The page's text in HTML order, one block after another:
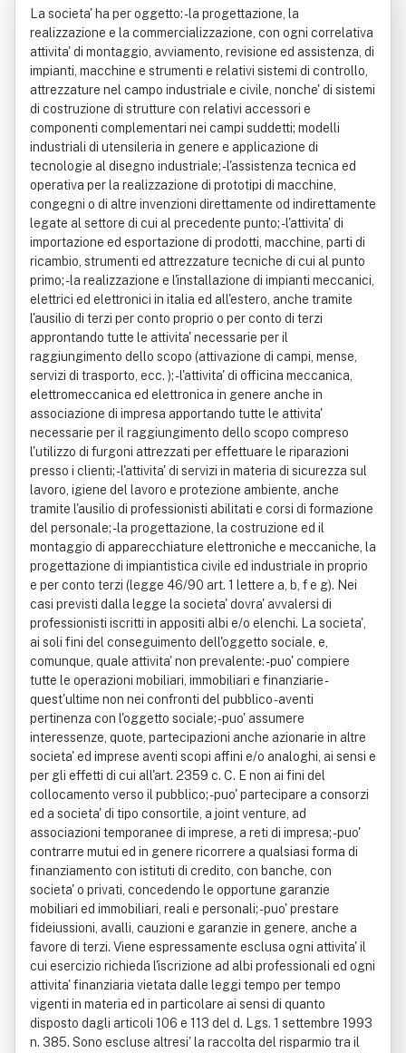
La societa' ha per oggetto: - la progettazione, la
realizzazione e la commercializzazione, con ogni correlativa
attivita' di montaggio, avviamento, revisione ed assistenza, di
impianti, macchine e strumenti e relativi sistemi di controllo,
attrezzature nel campo industriale e civile, nonche' di sistemi
di costruzione di strutture con relativi accessori e
componenti complementari nei campi suddetti; modelli
industriali di utensileria in genere e applicazione di
tecnologie al disegno industriale; - l'assistenza tecnica ed
operativa per la realizzazione di prototipi di macchine,
congegni o di altre invenzioni direttamente od indirettamente
legate al settore di cui al precedente punto; - l'attivita' di
importazione ed esportazione di prodotti, macchine, parti di
ricambio, strumenti ed attrezzature tecniche di cui al punto
primo; - la realizzazione e l'installazione di impianti meccanici,
elettrici ed elettronici in italia ed all'estero, anche tramite
l'ausilio di terzi per conto proprio o per conto di terzi
approntando tutte le attivita' necessarie per il
raggiungimento dello scopo (attivazione di campi, mense,
servizi di trasporto, ecc. ); - l'attivita' di officina meccanica,
elettromeccanica ed elettronica in genere anche in
associazione di impresa apportando tutte le attivita'
necessarie per il raggiungimento dello scopo compreso
l'utilizzo di furgoni attrezzati per effettuare le riparazioni
presso i clienti; - l'attivita' di servizi in materia di sicurezza sul
lavoro, igiene del lavoro e protezione ambiente, anche
tramite l'ausilio di professionisti abilitati e corsi di formazione
del personale; - la progettazione, la costruzione ed il
montaggio di apparecchiature elettroniche e meccaniche, la
progettazione di impiantistica civile ed industriale in proprio
e per conto terzi (legge 46/90 art. 1 lettere a, b, f e g). Nei
casi previsti dalla legge la societa' dovra' avvalersi di
professionisti iscritti in appositi albi e/o elenchi. La societa',
ai soli fini del conseguimento dell'oggetto sociale, e,
comunque, quale attivita' non prevalente: - puo' compiere
tutte le operazioni mobiliari, immobiliari e finanziarie -
quest'ultime non nei confronti del pubblico - aventi
pertinenza con l'oggetto sociale; - puo' assumere
interessenze, quote, partecipazioni anche azionarie in altre
societa' ed imprese aventi scopi affini e/o analoghi, ai sensi e
per gli effetti di cui all'art. 2359 c. C. E non ai fini del
collocamento verso il pubblico; - puo' partecipare a consorzi
ed a societa' di tipo consortile, a joint venture, ad
associazioni temporanee di imprese, a reti di impresa; - puo'
contrarre mutui ed in genere ricorrere a qualsiasi forma di
finanziamento con istituti di credito, con banche, con
societa' o privati, concedendo le opportune garanzie
mobiliari ed immobiliari, reali e personali; - puo' prestare
fideiussioni, avalli, cauzioni e garanzie in genere, anche a
favore di terzi. Viene espressamente esclusa ogni attivita' il
cui esercizio richieda l'iscrizione ad albi professionali ed ogni
attivita' finanziaria vietata dalle leggi tempo per tempo
vigenti in materia ed in particolare ai sensi di quanto
disposto dagli articoli 106 e 113 del d. Lgs. 1 settembre 1993
n. 385. Sono escluse altresi' la raccolta del risparmio tra il